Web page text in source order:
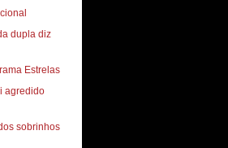
dupla diz
Estrelas
agredido
sobrinhos